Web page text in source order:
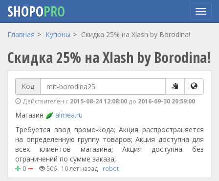
Перейти
основному
содержанию
SHOPOPRO
Главная Купоны Скидка 25% на Xlash by Borodina!
Скидка 25% на Xlash by Borodina!
Код
Действителен с 2015-08-24 12:08:00 до 2016-09-30 20:59:00
Магазин
almea.ru
Требуется ввод промо-кода; Акция распространяется
на определенную группу товаров; Акция доступна для
всех клиентов магазина; Акция доступна без
ограничений по сумме заказа;
0 506 10 лет назад robot